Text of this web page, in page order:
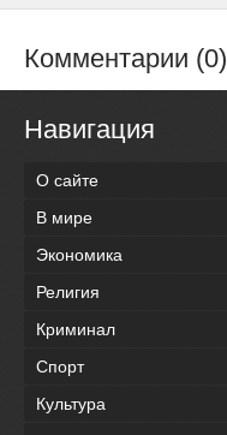
Комментарии (0)
Навигация
О сайте
В мире
Экономика
Религия
Криминал
Спорт
Культура